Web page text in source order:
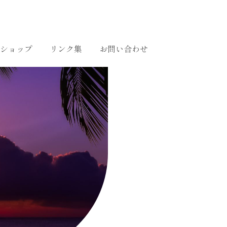
ショップ リンク集 お問い合わせ